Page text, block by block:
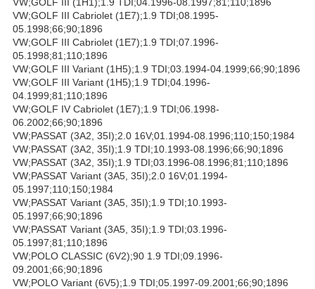
VW;GOLF III Cabriolet (1E7);1.9 TDI;08.1995-
05.1998;66;90;1896
VW;GOLF III Cabriolet (1E7);1.9 TDI;07.1996-
05.1998;81;110;1896
VW;GOLF III Variant (1H5);1.9 TDI;03.1994-04.1999;66;90;1896
VW;GOLF III Variant (1H5);1.9 TDI;04.1996-
04.1999;81;110;1896
VW;GOLF IV Cabriolet (1E7);1.9 TDI;06.1998-
06.2002;66;90;1896
VW;PASSAT (3A2, 35I);2.0 16V;01.1994-08.1996;110;150;1984
VW;PASSAT (3A2, 35I);1.9 TDI;10.1993-08.1996;66;90;1896
VW;PASSAT (3A2, 35I);1.9 TDI;03.1996-08.1996;81;110;1896
VW;PASSAT Variant (3A5, 35I);2.0 16V;01.1994-
05.1997;110;150;1984
VW;PASSAT Variant (3A5, 35I);1.9 TDI;10.1993-
05.1997;66;90;1896
VW;PASSAT Variant (3A5, 35I);1.9 TDI;03.1996-
05.1997;81;110;1896
VW;POLO CLASSIC (6V2);90 1.9 TDI;09.1996-
09.2001;66;90;1896
VW;POLO Variant (6V5);1.9 TDI;05.1997-09.2001;66;90;1896